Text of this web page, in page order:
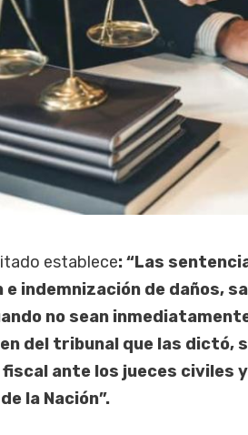
establece: “Las
e indemnización de daños,
no sean
del tribunal que las dictó,
ante los jueces civiles
la Nación”.